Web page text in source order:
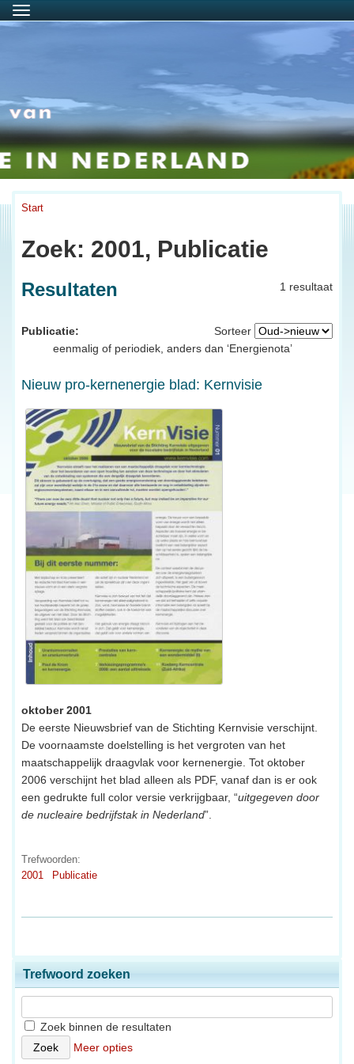
Menu
Start
Zoek: 2001, Publicatie
1 resultaat
Resultaten
Sorteer
Publicatie:
eenmalig of periodiek, anders dan ‘Energienota’
Nieuw pro-kernenergie blad: Kernvisie
oktober 2001
De eerste Nieuwsbrief van de Stichting Kernvisie verschijnt.
De voornaamste doelstelling is het vergroten van het
maatschappelijk draagvlak voor kernenergie. Tot oktober
2006 verschijnt het blad alleen als PDF, vanaf dan is er ook
een gedrukte full color versie verkrijgbaar, “uitgegeven door
de nucleaire bedrijfstak in Nederland”.
Trefwoorden:
2001
Publicatie
Trefwoord zoeken
Zoek binnen de resultaten
Meer opties